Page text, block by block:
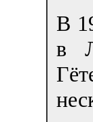
В
в